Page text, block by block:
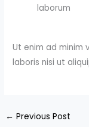
laborum
Ut enim ad minim
laboris nisi ut
← Previous Post